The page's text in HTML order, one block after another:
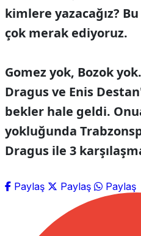
kimlere yazacağız?
çok merak ediyoruz.
Gomez yok, Bozok
Dragus ve Enis
bekler hale geldi.
yokluğunda
Dragus ile 3
Paylaş Paylaş Paylaş